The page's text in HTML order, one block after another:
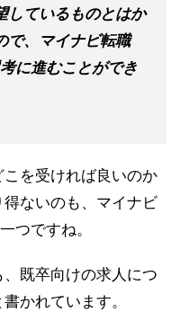
しているものとはか
で、マイナビ転職
に進むことができ
こを受ければ良いのか
ないのも、マイナビ
つですね。
既卒向けの求人につ
かれています。